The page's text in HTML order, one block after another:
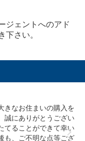
ジェントへのアド
下さい。
きなお住まいの購入を
誠にありがとうござい
てることができて幸い
も、ご不明な点等ござ